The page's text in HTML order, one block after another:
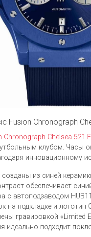
Fusion Chronograph
Chelsea
клубом. Часы
инновационному
из синей
обеспечивает
с автоподзаводом
на подкладке и
гравировкой «Limited
идеально подходит